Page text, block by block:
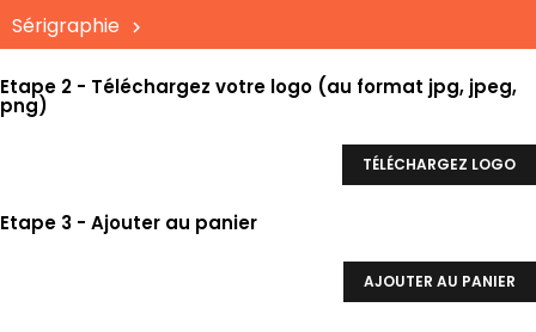
Sérigraphie
Etape 2 - Téléchargez votre logo (au format jpg, jpeg,
png)
TÉLÉCHARGEZ LOGO
Etape 3 - Ajouter au panier
AJOUTER AU PANIER